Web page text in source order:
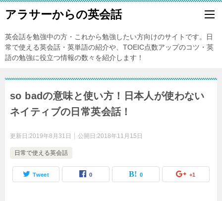
アラサーからの英会話
英会話を勉強中の方・これから勉強したい方向けのサイトです。日
常で使える英会話・英単語の紹介や、TOEIC点数アップのコツ・英
語の勉強に役立つ情報の数々を紹介します！
so badの意味と使い方！日本人が使わない
ネイティブの日常英会話！
更新日:2019年8月31日 公開日:2018年11月15日
日常で使える英会話
Tweet 0 0 +1